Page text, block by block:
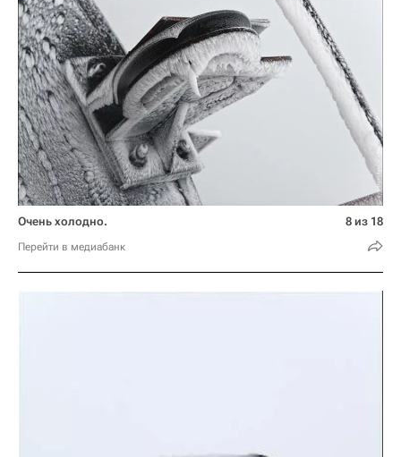
Очень холодно.
Перейти в медиабанк
8 из 18